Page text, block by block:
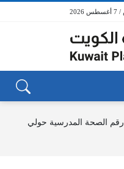
رقم الصحة المدرسية حولي